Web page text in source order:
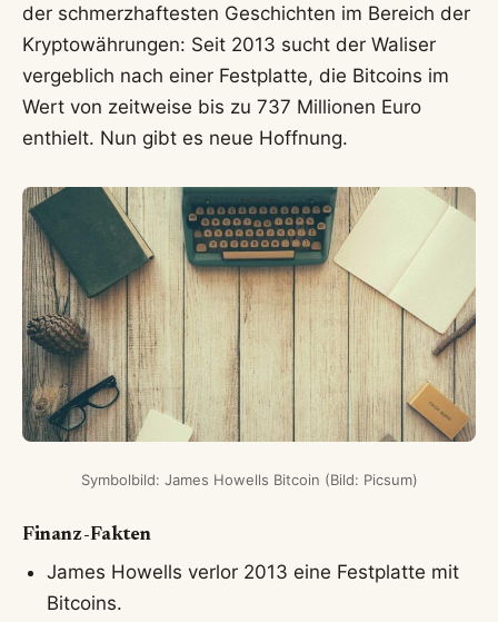
der schmerzhaftesten Geschichten im Bereich der
Kryptowährungen: Seit 2013 sucht der Waliser
vergeblich nach einer Festplatte, die Bitcoins im
Wert von zeitweise bis zu 737 Millionen Euro
enthielt. Nun gibt es neue Hoffnung.
Symbolbild: James Howells Bitcoin (Bild: Picsum)
Finanz-Fakten
James Howells verlor 2013 eine Festplatte mit
Bitcoins.